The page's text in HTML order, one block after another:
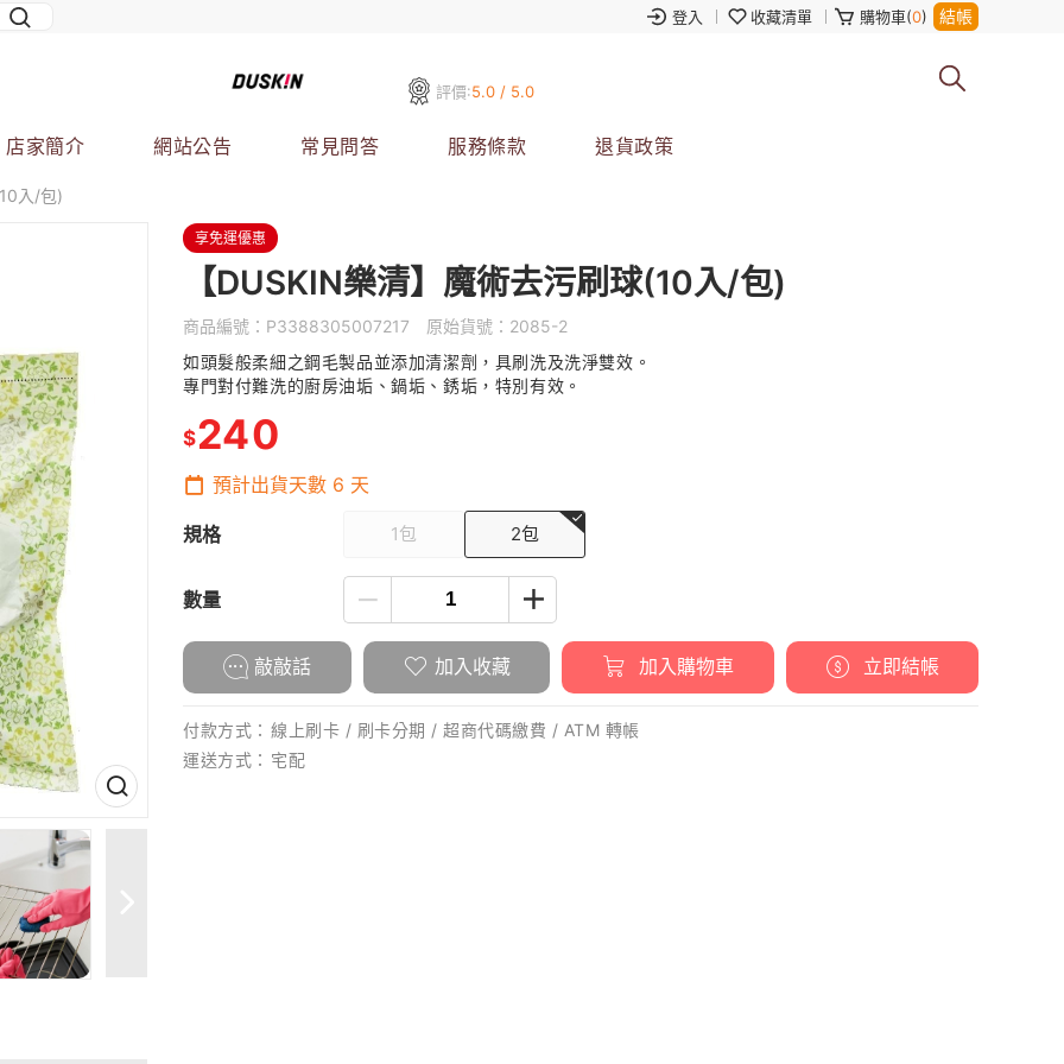
登入 收藏清單 購物車(0) 結帳
評價:5.0 / 5.0
店家簡介 網站公告 常見問答 服務條款 退貨政策
入/包)
享免運優惠
【DUSKIN樂清】魔術去污刷球(10入/包)
商品編號： P3388305007217 原始貨號： 2085-2
如頭髮般柔細之鋼毛製品並添加清潔劑，具刷洗及洗淨雙效。
專門對付難洗的廚房油垢、鍋垢、銹垢，特別有效。
$240
預計出貨天數 6 天
規格 1包 2包
數量
敲敲話 加入收藏 加入購物車 立即結帳
付款方式： 線上刷卡 / 刷卡分期 / 超商代碼繳費 / ATM 轉帳
運送方式： 宅配